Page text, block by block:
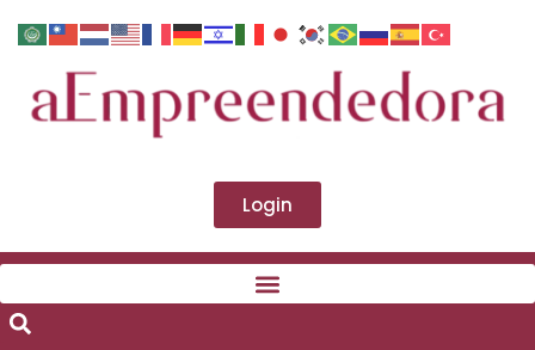
Login